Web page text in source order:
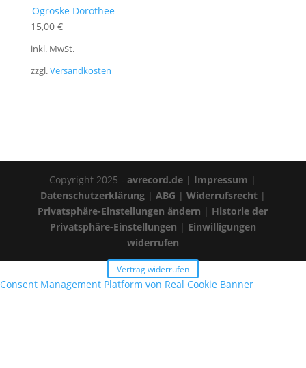
Ogroske Dorothee
15,00 €
inkl. MwSt.
zzgl.Versandkosten
Copyright 2025 -avrecord.de | Impressum |
Datenschutzerklärung| ABG | Widerrufsrecht|
Privatsphäre-Einstellungen ändern | Historie der
Privatsphäre-Einstellungen | Einwilligungen
widerrufen
Vertrag widerrufen
Consent Management Platform von Real Cookie Banner